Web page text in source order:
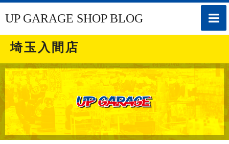
toggle
UP GARAGE SHOP BLOG
埼玉入間店